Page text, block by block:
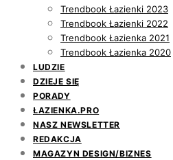
Trendbook Łazienki 2023
Trendbook Łazienki 2022
Trendbook Łazienka 2021
Trendbook Łazienka 2020
LUDZIE
DZIEJE SIĘ
PORADY
ŁAZIENKA.PRO
NASZ NEWSLETTER
REDAKCJA
MAGAZYN DESIGN/BIZNES